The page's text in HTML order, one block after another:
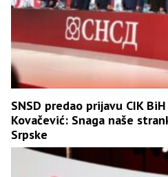
SNSD predao prijavu CIK
Kovačević: Snaga naše
Srpske